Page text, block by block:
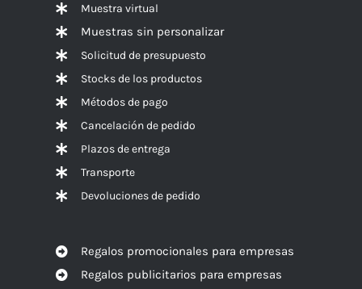
Muestra virtual
Muestras sin personalizar
Solicitud de presupuesto
Stocks de los productos
Métodos de pago
Cancelación de pedido
Plazos de entrega
Transporte
Devoluciones de pedido
Regalos promocionales para empresas
Regalos publicitarios para empresas